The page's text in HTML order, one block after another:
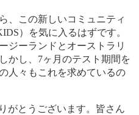
、この新しいコミュニティ
）を気に入るはずです。
ジーランドとオーストラリ
かし、7ヶ月のテスト期間を
人々もこれを求めているの
がとうございます。皆さん